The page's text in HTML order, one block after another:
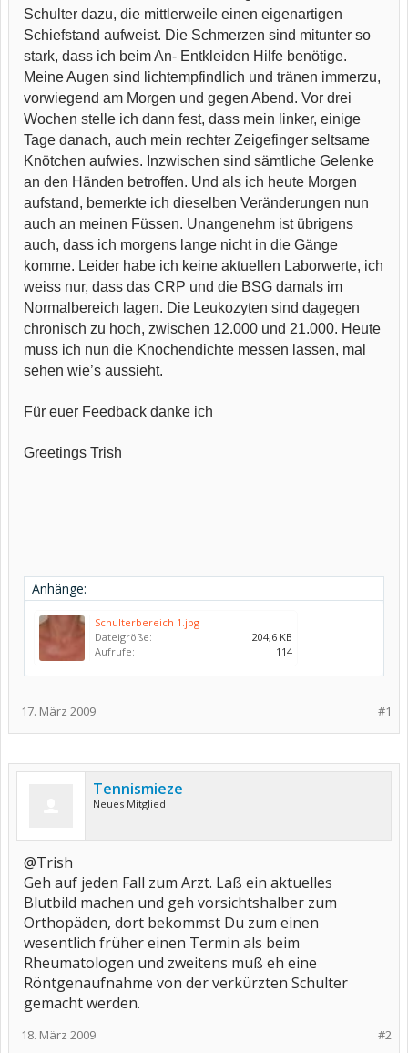
Schulter dazu, die mittlerweile einen eigenartigen
Schiefstand aufweist. Die Schmerzen sind mitunter so
stark, dass ich beim An- Entkleiden Hilfe benötige.
Meine Augen sind lichtempfindlich und tränen immerzu,
vorwiegend am Morgen und gegen Abend. Vor drei
Wochen stelle ich dann fest, dass mein linker, einige
Tage danach, auch mein rechter Zeigefinger seltsame
Knötchen aufwies. Inzwischen sind sämtliche Gelenke
an den Händen betroffen. Und als ich heute Morgen
aufstand, bemerkte ich dieselben Veränderungen nun
auch an meinen Füssen. Unangenehm ist übrigens
auch, dass ich morgens lange nicht in die Gänge
komme. Leider habe ich keine aktuellen Laborwerte, ich
weiss nur, dass das CRP und die BSG damals im
Normalbereich lagen. Die Leukozyten sind dagegen
chronisch zu hoch, zwischen 12.000 und 21.000. Heute
muss ich nun die Knochendichte messen lassen, mal
sehen wie’s aussieht.
Für euer Feedback danke ich
Greetings Trish
Anhänge:
Schulterbereich 1.jpg
Dateigröße:
204,6 KB
Aufrufe:
114
#1
17. März 2009
Tennismieze
Neues Mitglied
@Trish
Geh auf jeden Fall zum Arzt. Laß ein aktuelles
Blutbild machen und geh vorsichtshalber zum
Orthopäden, dort bekommst Du zum einen
wesentlich früher einen Termin als beim
Rheumatologen und zweitens muß eh eine
Röntgenaufnahme von der verkürzten Schulter
gemacht werden.
#2
18. März 2009